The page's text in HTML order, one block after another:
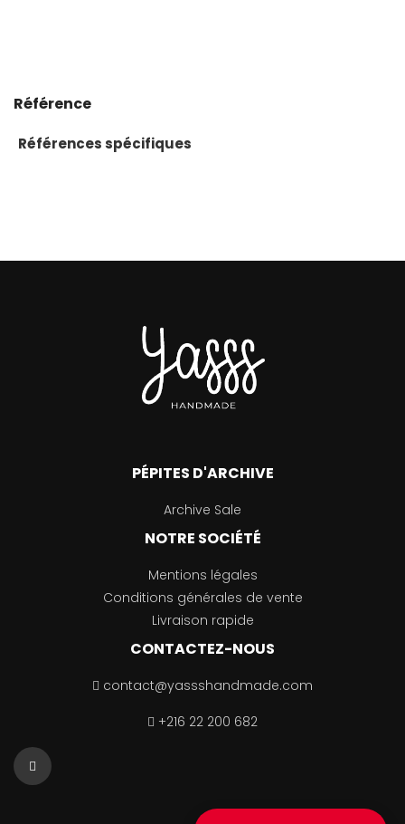
Référence
Références spécifiques
PÉPITES D'ARCHIVE
Archive Sale
NOTRE SOCIÉTÉ
Mentions légales
Conditions générales de vente
Livraison rapide
CONTACTEZ-NOUS
contact@yassshandmade.com
+216 22 200 682